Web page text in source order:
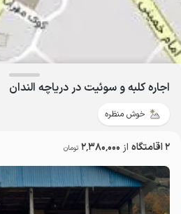
اجاره کلبه و سوئیت در دریاچه الندان
خوش منظره
2 اقامتگاه از 2٬380٬000 تومان